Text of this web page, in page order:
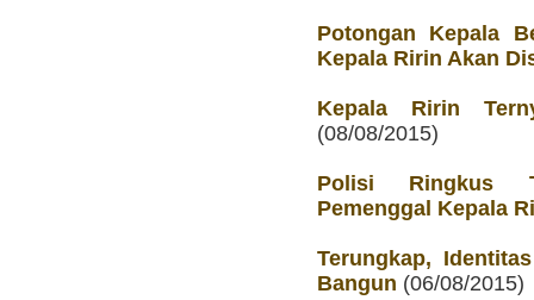
Potongan Kepala
Kepala Ririn Akan
Kepala Ririn
(08/08/2015)
Polisi Ringkus
Pemenggal Kepala
Terungkap,
Bangun (06/08/2015)